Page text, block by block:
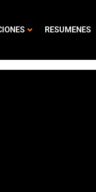
RESUMENES